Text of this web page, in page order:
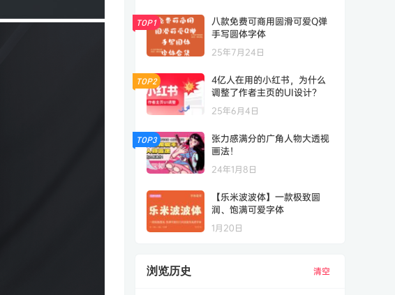
TOP1
八款免费可商用圆滑可爱Q弹
手写圆体字体
25年7月24日
TOP2
4亿人在用的小红书，为什么
调整了作者主页的UI设计？
25年6月4日
TOP3
张力感满分的广角人物大透视
画法！
24年1月8日
【乐米波波体】一款极致圆
润、饱满可爱字体
1月20日
浏览历史 清空